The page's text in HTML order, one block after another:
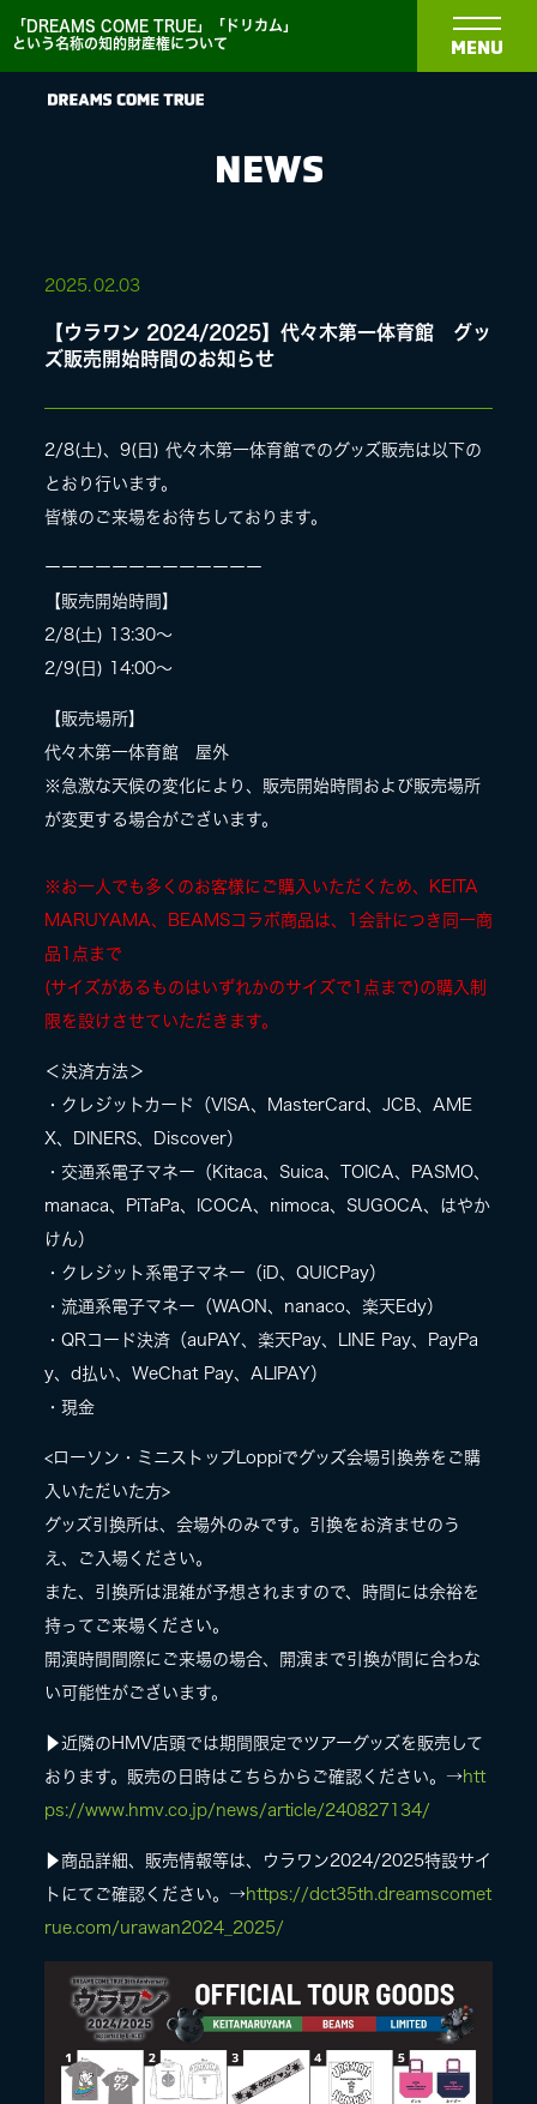
「DREAMS COME TRUE」「ドリカム」
という名称の知的財産権について
MENU
BIOGRAPHY
MEDIA
LIVE
SPECIAL SITE
MASA BLOG
NEWS
2025. 02.03
【ウラワン 2024/2025】代々木第一体育館 グッ
ズ販売開始時間のお知らせ
2/8(土)、9(日) 代々木第一体育館でのグッズ販売は以下の
とおり行います。
皆様のご来場をお待ちしております。
ーーーーーーーーーーーーー
【販売開始時間】
2/8(土) 13:30〜
2/9(日) 14:00〜
【販売場所】
代々木第一体育館 屋外
※急激な天候の変化により、販売開始時間および販売場所
が変更する場合がございます。
※お一人でも多くのお客様にご購入いただくため、KEITA
MARUYAMA、BEAMSコラボ商品は、1会計につき同一商
品1点まで
(サイズがあるものはいずれかのサイズで1点まで)の購入制
限を設けさせていただきます。
＜決済方法＞
・クレジットカード（VISA、MasterCard、JCB、AME
X、DINERS、Discover）
・交通系電子マネー（Kitaca、Suica、TOICA、PASMO、
manaca、PiTaPa、ICOCA、nimoca、SUGOCA、はやか
けん）
・クレジット系電子マネー（iD、QUICPay）
・流通系電子マネー（WAON、nanaco、楽天Edy）
・QRコード決済（auPAY、楽天Pay、LINE Pay、PayPa
y、d払い、WeChat Pay、ALIPAY）
・現金
<ローソン・ミニストップLoppiでグッズ会場引換券をご購
入いただいた方>
グッズ引換所は、会場外のみです。引換をお済ませのう
え、ご入場ください。
また、引換所は混雑が予想されますので、時間には余裕を
持ってご来場ください。
開演時間間際にご来場の場合、開演まで引換が間に合わな
い可能性がございます。
▶︎近隣のHMV店頭では期間限定でツアーグッズを販売して
おります。販売の日時はこちらからご確認ください。→htt
ps://www.hmv.co.jp/news/article/240827134/
▶︎商品詳細、販売情報等は、ウラワン2024/2025特設サイ
トにてご確認ください。→https://dct35th.dreamscomet
rue.com/urawan2024_2025/